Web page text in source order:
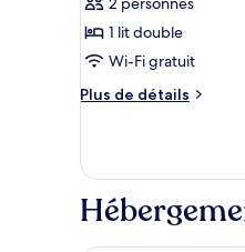
Suite
Junior
les
photos
pour
ce
chambre :
Junior
Suite
1 lit double
Wi-Fi gratuit
Plus de détails
Plus
le
type
de